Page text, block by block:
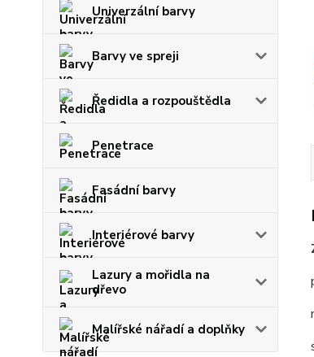
Univerzální barvy
Barvy ve spreji
Ředidla a rozpouštědla
Penetrace
Fasádní barvy
Interiérové barvy
Lazury a mořidla na
dřevo
Malířské nářadí a doplňky